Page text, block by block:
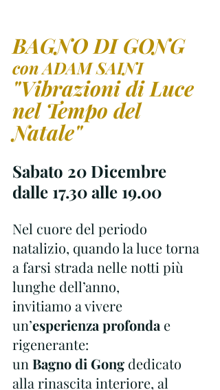
BAGNO DI GONG
con ADAM SAINI
"Vibrazioni di Luce
nel Tempo del
Natale"
Sabato 20 Dicembre
dalle 17.30 alle 19.00
Nel cuore del periodo
natalizio, quando la luce torna
a farsi strada nelle notti più
lunghe dell’anno,
invitiamo a vivere
un’esperienza profonda e
rigenerante:
un Bagno di Gong dedicato
alla rinascita interiore, al